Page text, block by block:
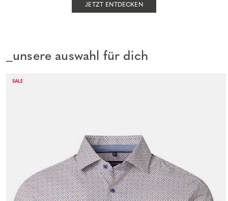
JETZT ENTDECKEN
_unsere auswahl für dich
SALE